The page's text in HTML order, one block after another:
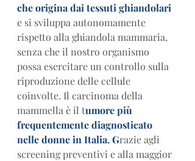
che origina dai tessuti ghiandolari
e si sviluppa autonomamente
rispetto alla ghiandola mammaria,
senza che il nostro organismo
possa esercitare un controllo sulla
riproduzione delle cellule
coinvolte. Il carcinoma della
mammella è il tumore più
frequentemente diagnosticato
nelle donne in Italia. Grazie agli
screening preventivi e alla maggior